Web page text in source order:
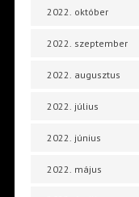
2022. október
2022. szeptember
2022. augusztus
2022. július
2022. június
2022. május